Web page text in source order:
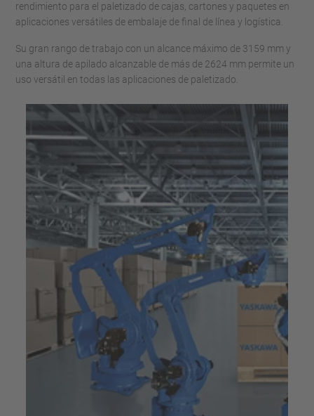
rendimiento para el paletizado de cajas, cartones y paquetes en
aplicaciones versátiles de embalaje de final de línea y logística.
Su gran rango de trabajo con un alcance máximo de 3159 mm y
una altura de apilado alcanzable de más de 2624 mm permite un
uso versátil en todas las aplicaciones de paletizado.